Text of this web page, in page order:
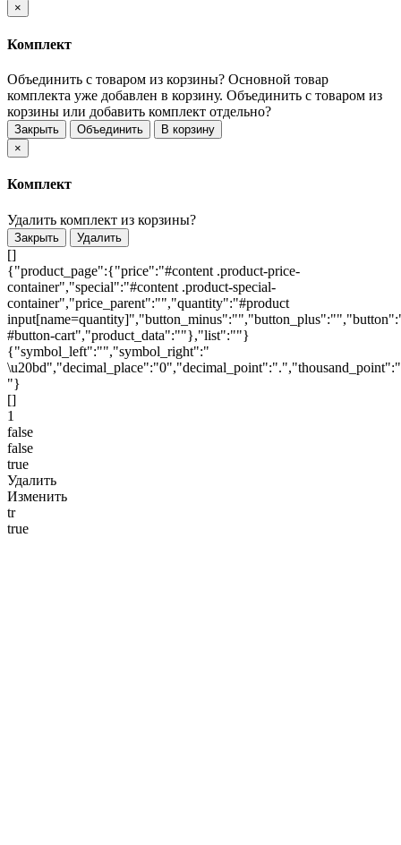
×
Комплект
Объединить с товаром из корзины? Основной товар
комплекта уже добавлен в корзину. Объединить с товаром из
корзины или добавить комплект отдельно?
Закрыть Объединить
В корзину
×
Комплект
Удалить комплект из корзины?
Закрыть Удалить
[]
{"product_page":{"price":"#content .product-price-
container","special":"#content .product-special-
container","price_parent":"","quantity":"#product
#button-cart","product_data":""},"list":""}
{"symbol_left":"","symbol_right":"
\u20bd","decimal_place":"0","decimal_point":".","thousand_point":"
"}
[]
1
false
false
true
Удалить
Изменить
tr
true